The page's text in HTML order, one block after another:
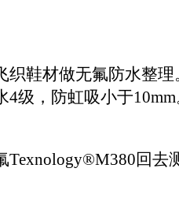
织鞋材做无氟防水整理
4级，防虹吸小于10mm
Texnology®M380回去